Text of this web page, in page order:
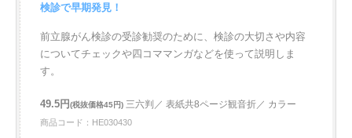
検診で早期発見！
前立腺がん検診の受診勧奨のために、検診の大切さや内容
についてチェックや四コママンガなどを使って説明しま
す。
49.5円(税抜価格45円) 三六判／ 表紙共8ページ観音折／ カラー
商品コード：HE030430